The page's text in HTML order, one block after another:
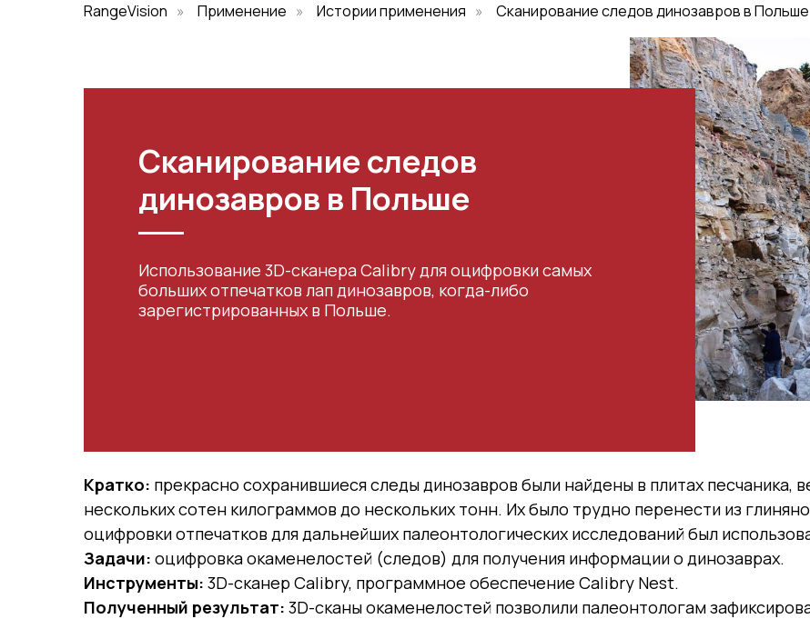
RangeVision » Применение » Истории применения » Сканирование следов динозавров в Польше
Сканирование следов
динозавров в Польше
Использование 3D-сканера Calibry для оцифровки самых
больших отпечатков лап динозавров, когда-либо
зарегистрированных в Польше.
Кратко: прекрасно сохранившиеся следы динозавров были найдены в плитах песчаника,
нескольких сотен килограммов до нескольких тонн. Их было трудно перенести из
оцифровки отпечатков для дальнейших палеонтологических исследований был
Задачи: оцифровка окаменелостей (следов) для получения информации о динозаврах.
Инструменты: 3D-сканер Calibry, программное обеспечение Calibry Nest.
Полученный результат: 3D-сканы окаменелостей позволили палеонтологам